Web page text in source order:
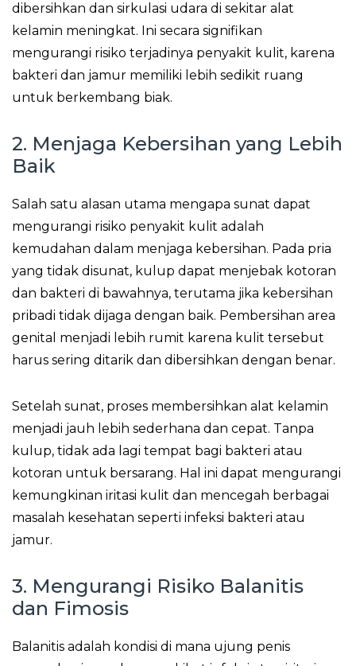
dibersihkan dan sirkulasi udara di sekitar alat
kelamin meningkat. Ini secara signifikan
mengurangi risiko terjadinya penyakit kulit, karena
bakteri dan jamur memiliki lebih sedikit ruang
untuk berkembang biak.
2. Menjaga Kebersihan yang Lebih
Baik
Salah satu alasan utama mengapa sunat dapat
mengurangi risiko penyakit kulit adalah
kemudahan dalam menjaga kebersihan. Pada pria
yang tidak disunat, kulup dapat menjebak kotoran
dan bakteri di bawahnya, terutama jika kebersihan
pribadi tidak dijaga dengan baik. Pembersihan area
genital menjadi lebih rumit karena kulit tersebut
harus sering ditarik dan dibersihkan dengan benar.
Setelah sunat, proses membersihkan alat kelamin
menjadi jauh lebih sederhana dan cepat. Tanpa
kulup, tidak ada lagi tempat bagi bakteri atau
kotoran untuk bersarang. Hal ini dapat mengurangi
kemungkinan iritasi kulit dan mencegah berbagai
masalah kesehatan seperti infeksi bakteri atau
jamur.
3. Mengurangi Risiko Balanitis
dan Fimosis
Balanitis adalah kondisi di mana ujung penis